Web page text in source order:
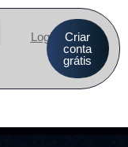
Login
Criar
conta
grátis